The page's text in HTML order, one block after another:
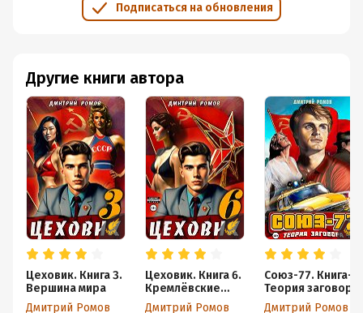
Подписаться на обновления
Другие книги автора
Цеховик. Книга 3.
Вершина мира
Дмитрий Ромов
Цеховик. Книга 6.
Кремлёвские
звёзды
Дмитрий Ромов
Союз-77. Книга-1.
Теория заговора
Дмитрий Ромов